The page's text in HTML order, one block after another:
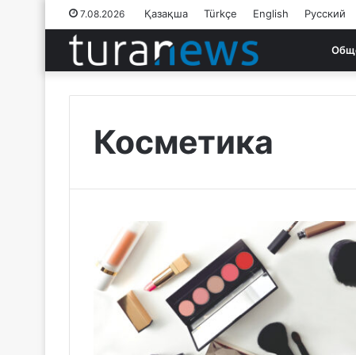
7.08.2026 Қазақша Türkçe English Русский
Косметика